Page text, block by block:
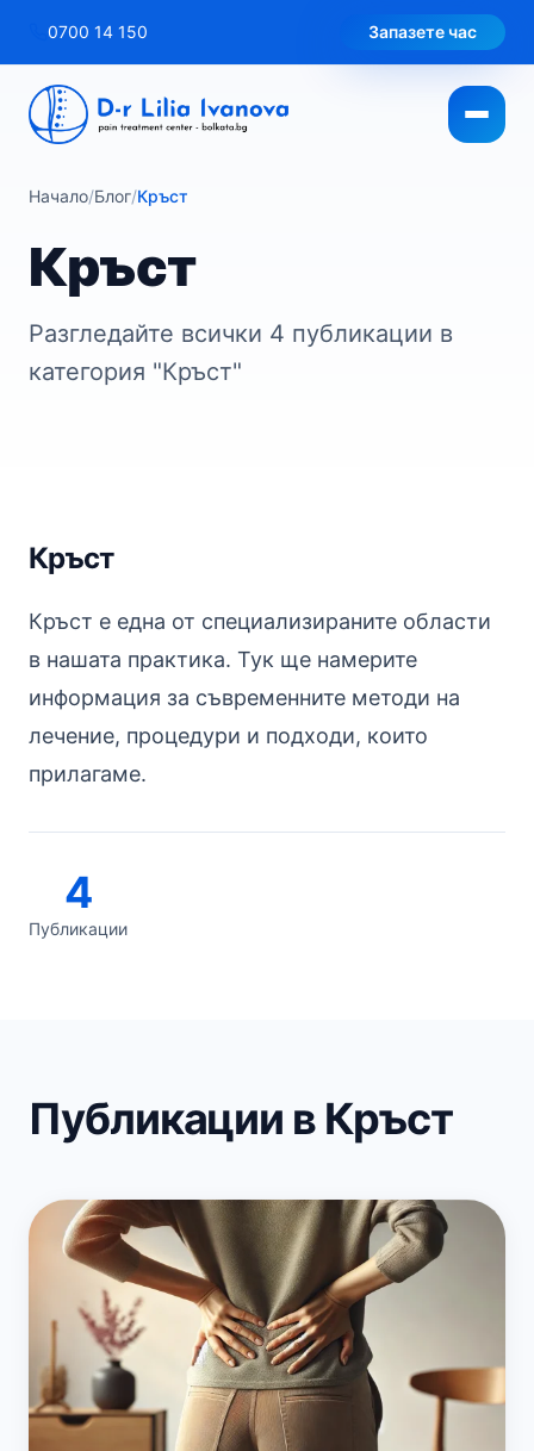
съдържанието
0700 14 150 Запазете час
Начало/Блог/Кръст
Кръст
Разгледайте всички 4 публикации в
категория "Кръст"
Кръст
Кръст е една от специализираните области
в нашата практика. Тук ще намерите
информация за съвременните методи на
лечение, процедури и подходи, които
прилагаме.
4
Публикации
Публикации в Кръст